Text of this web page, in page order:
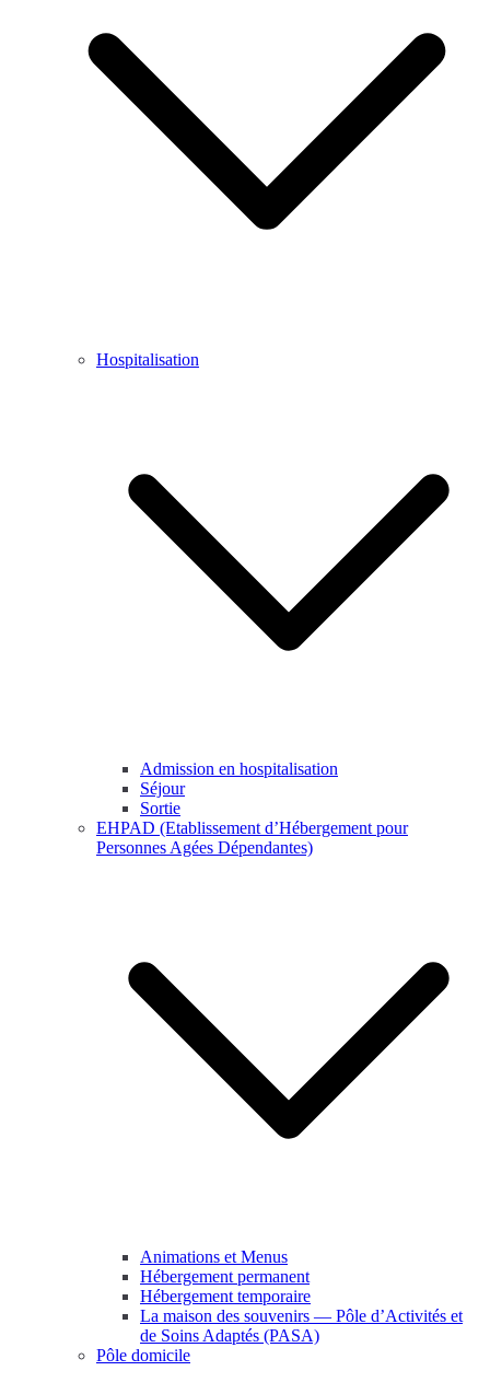
Hospitalisation
Admission en hospitalisation
Séjour
Sortie
EHPAD (Etablissement d’Hébergement pour
Personnes Agées Dépendantes)
Animations et Menus
Hébergement permanent
Hébergement temporaire
La maison des souvenirs — Pôle d’Activités et
de Soins Adaptés (PASA)
Pôle domicile